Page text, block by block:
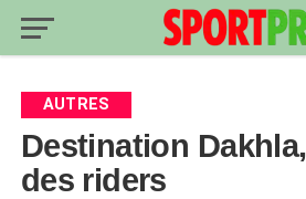
AUTRES
Destination
des riders